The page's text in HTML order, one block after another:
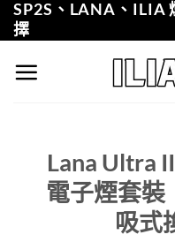
Skip
to
content
SP2S、LANA、ILIA
擇
Lana Ultra
電子煙套裝
吸式